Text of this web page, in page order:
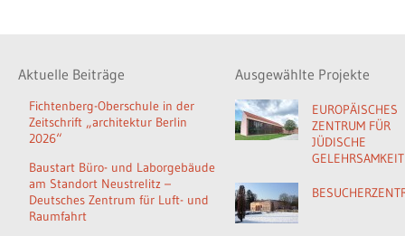
Aktuelle Beiträge
Fichtenberg-Oberschule in der
Zeitschrift „architektur Berlin
2026“
Baustart Büro- und Laborgebäude
am Standort Neustrelitz –
Deutsches Zentrum für Luft- und
Raumfahrt
Ausgewählte Projekte
EUROPÄISCHES
ZENTRUM FÜR
JÜDISCHE
GELEHRSAMKEIT